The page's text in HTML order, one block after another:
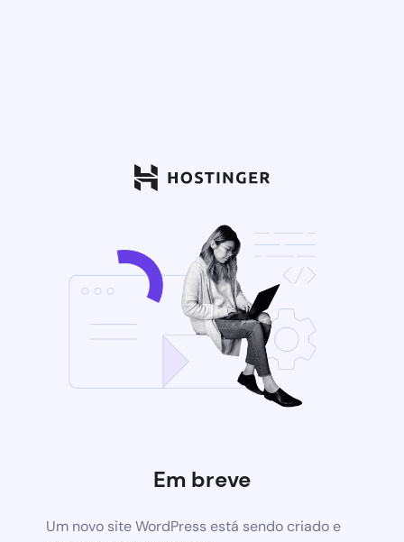
Em breve
Um novo site WordPress está sendo criado e